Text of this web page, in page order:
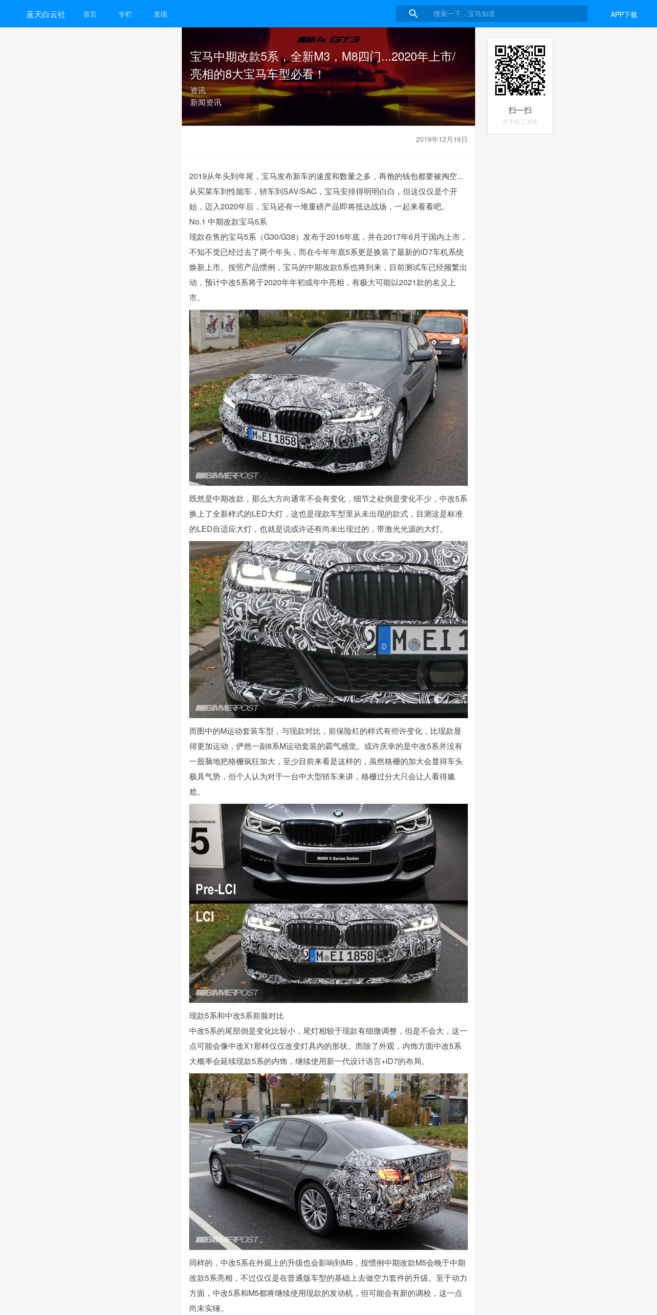
蓝天白云社 首页 专栏 发现  APP下载
宝马中期改款5系，全新M3，M8四门...2020年上市/
亮相的8大宝马车型必看！
资讯
新闻资讯
2019年12月16日
2019从年头到年尾，宝马发布新车的速度和数量之多，再饱的钱包都要被掏空...
从买菜车到性能车，轿车到SAV/SAC，宝马安排得明明白白，但这仅仅是个开
始，迈入2020年后，宝马还有一堆重磅产品即将抵达战场，一起来看看吧。
No.1 中期改款宝马5系
现款在售的宝马5系（G30/G38）发布于2016年底，并在2017年6月于国内上市，
不知不觉已经过去了两个年头，而在今年年底5系更是换装了最新的iD7车机系统
焕新上市。按照产品惯例，宝马的中期改款5系也将到来，目前测试车已经频繁出
动， 预计中改5系将于2020年年初或年中亮相，有极大可能以2021款的名义上
市。
既然是中期改款，那么大方向通常不会有变化，细节之处倒是变化不少，中改5系
换上了全新样式的LED大灯，这也是现款车型里从未出现的款式，目测这是标准
的LED自适应大灯，也就是说或许还有尚未出现过的，带激光光源的大灯。
而图中的M运动套装车型，与现款对比，前保险杠的样式有些许变化，比现款显
得更加运动，俨然一副8系M运动套装的霸气感觉。或许庆幸的是中改5系并没有
一股脑地把格栅疯狂加大，至少目前来看是这样的，虽然格栅的加大会显得车头
极具气势，但个人认为对于一台中大型轿车来讲，格栅过分大只会让人看得尴
尬。
现款5系和中改5系前脸对比
中改5系的尾部倒是变化比较小，尾灯相较于现款有细微调整，但是不会大，这一
点可能会像中改X1那样仅仅改变灯具内的形状。而除了外观，内饰方面中改5系
大概率会延续现款5系的内饰，继续使用新一代设计语言+iD7的布局。
同样的，中改5系在外观上的升级也会影响到M5，按惯例中期改款M5会晚于中期
改款5系亮相，不过仅仅是在普通版车型的基础上去做空力套件的升级。至于动力
方面，中改5系和M5都将继续使用现款的发动机，但可能会有新的调校，这一点
尚未实锤。
扫一扫
在手机上浏览